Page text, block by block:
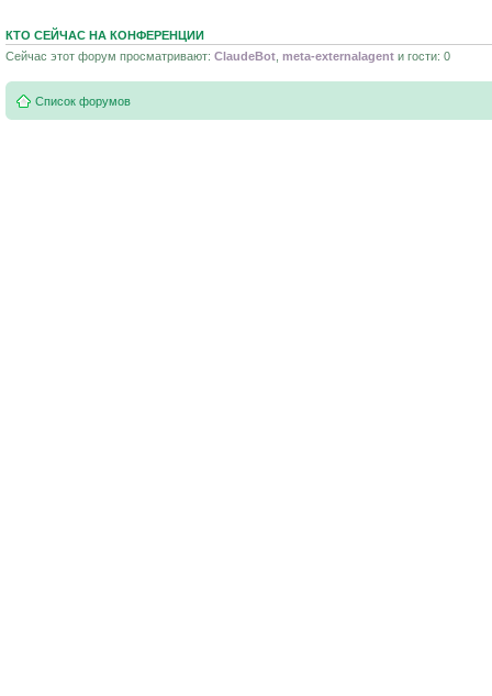
КТО СЕЙЧАС НА КОНФЕРЕНЦИИ
Сейчас этот форум просматривают: ClaudeBot meta-externalagent и гости: 0
Список форумов